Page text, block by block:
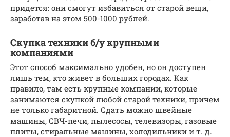
придется: они смогут избавиться от старой вещи,
заработав на этом 500-1000 рублей.
Скупка техники б/у крупными
компаниями
Этот способ максимально удобен, но он доступен
лишь тем, кто живет в больших городах. Как
правило, там есть крупные компании, которые
занимаются скупкой любой старой техники, причем
не только габаритной. Сдать можно швейные
машины, СВЧ-печи, пылесосы, телевизоры, газовые
плиты, стиральные машины, холодильники и т. д.